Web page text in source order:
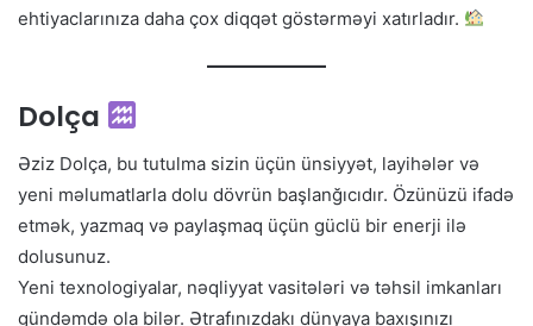
ehtiyaclarınıza daha çox diqqət göstərməyi xatırladır.
Dolça
Əziz Dolça, bu tutulma sizin üçün ünsiyyət, layihələr və
yeni məlumatlarla dolu dövrün başlanğıcıdır. Özünüzü ifadə
etmək, yazmaq və paylaşmaq üçün güclü bir enerji ilə
dolusunuz.
Yeni texnologiyalar, nəqliyyat vasitələri və təhsil imkanları
gündəmdə ola bilər. Ətrafınızdakı dünyaya baxışınızı